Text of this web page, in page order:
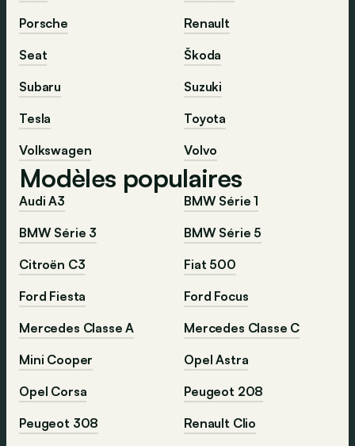
Porsche
Renault
Seat
Škoda
Subaru
Suzuki
Tesla
Toyota
Volkswagen
Volvo
Modèles populaires
Audi A3
BMW Série 1
BMW Série 3
BMW Série 5
Citroën C3
Fiat 500
Ford Fiesta
Ford Focus
Mercedes Classe A
Mercedes Classe C
Mini Cooper
Opel Astra
Opel Corsa
Peugeot 208
Peugeot 308
Renault Clio